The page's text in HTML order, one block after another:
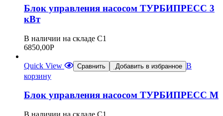
Блок управления насосом ТУРБИПРЕСС 3
кВт
В наличии на складе С1
6850,00Р
Quick View Сравнить Добавить в избранное В
корзину
Блок управления насосом ТУРБИПРЕСС М
В наличии на складе С1